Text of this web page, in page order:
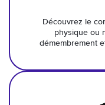
Découvrez le
physique ou
démembrement